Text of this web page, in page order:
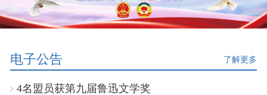
电子公告 了解更多
4名盟员获第九届鲁迅文学奖